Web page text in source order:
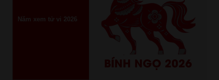
Năm xem tử vi 2026
BÍNH NGỌ 2026